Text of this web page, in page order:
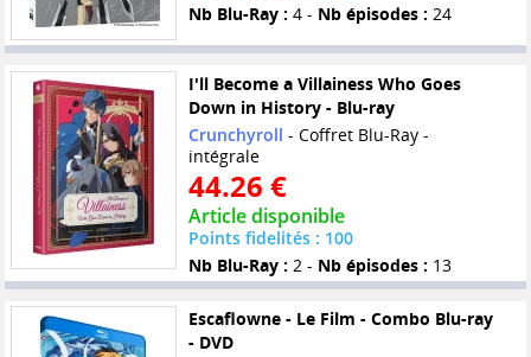
Nb Blu-Ray : 4 - Nb épisodes : 24
I'll Become a Villainess Who Goes
Down in History - Blu-ray
Crunchyroll - Coffret Blu-Ray -
intégrale
44.26 €
Article disponible
Points fidelités : 100
Nb Blu-Ray : 2 - Nb épisodes : 13
Escaflowne - Le Film - Combo Blu-ray
- DVD